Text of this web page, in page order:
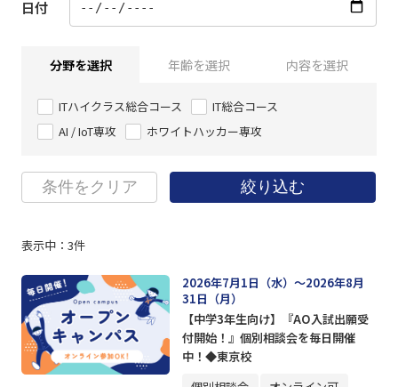
日付
分野を選択 年齢を選択 内容を選択
ITハイクラス総合コース
IT総合コース
AI / IoT専攻
ホワイトハッカー専攻
条件をクリア 絞り込む
表示中： 3件
2026年7月1日（水）～2026年8月
31日（月）
【中学3年生向け】『AO入試出願受
付開始！』個別相談会を毎日開催
中！◆東京校